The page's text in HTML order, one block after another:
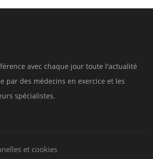
avec chaque jour toute l'actualité
par des médecins en exercice et les
spécialistes.
et cookies